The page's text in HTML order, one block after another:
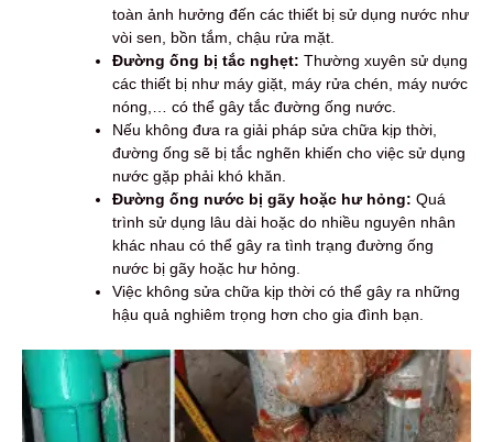
toàn ảnh hưởng đến các thiết bị sử dụng nước như
vòi sen, bồn tắm, chậu rửa mặt.
Đường ống bị tắc nghẹt: Thường xuyên sử dụng
các thiết bị như máy giặt, máy rửa chén, máy nước
nóng,… có thể gây tắc đường ống nước.
Nếu không đưa ra giải pháp sửa chữa kịp thời,
đường ống sẽ bị tắc nghẽn khiến cho việc sử dụng
nước gặp phải khó khăn.
Đường ống nước bị gãy hoặc hư hỏng: Quá
trình sử dụng lâu dài hoặc do nhiều nguyên nhân
khác nhau có thể gây ra tình trạng đường ống
nước bị gãy hoặc hư hỏng.
Việc không sửa chữa kịp thời có thể gây ra những
hậu quả nghiêm trọng hơn cho gia đình bạn.